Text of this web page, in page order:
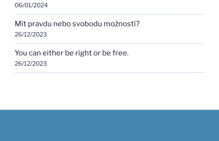
06/01/2024
Mít pravdu nebo svobodu možností?
26/12/2023
You can either be right or be free.
26/12/2023